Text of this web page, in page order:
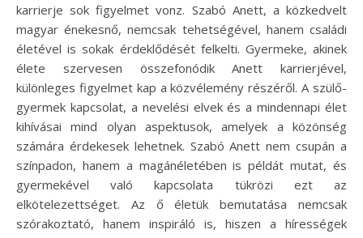
karrierje sok figyelmet vonz. Szabó Anett, a közkedvelt
magyar énekesnő, nemcsak tehetségével, hanem családi
életével is sokak érdeklődését felkelti. Gyermeke, akinek
élete szervesen összefonódik Anett karrierjével,
különleges figyelmet kap a közvélemény részéről. A szülő-
gyermek kapcsolat, a nevelési elvek és a mindennapi élet
kihívásai mind olyan aspektusok, amelyek a közönség
számára érdekesek lehetnek. Szabó Anett nem csupán a
színpadon, hanem a magánéletében is példát mutat, és
gyermekével való kapcsolata tükrözi ezt az
elkötelezettséget. Az ő életük bemutatása nemcsak
szórakoztató, hanem inspiráló is, hiszen a hírességek